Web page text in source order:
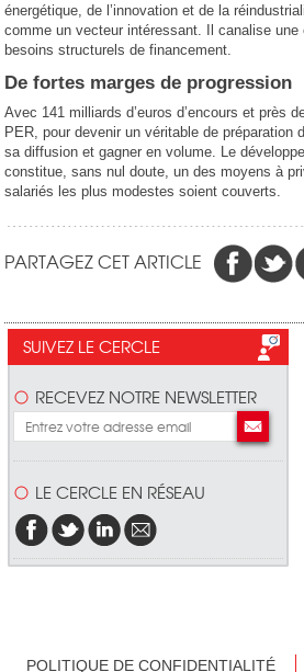
énergétique, de l’innovation et de la
comme un vecteur intéressant. Il canalise une
besoins structurels de financement.
De fortes marges de progression
Avec 141 milliards d’euros d’encours et près
PER, pour devenir un véritable de préparation
sa diffusion et gagner en volume. Le
constitue, sans nul doute, un des moyens à
salariés les plus modestes soient couverts.
PARTAGEZ CET ARTICLE
SUIVEZ LE CERCLE
RECEVEZ NOTRE NEWSLETTER
LE CERCLE EN RÉSEAU
POLITIQUE DE CONFIDENTIALITÉ